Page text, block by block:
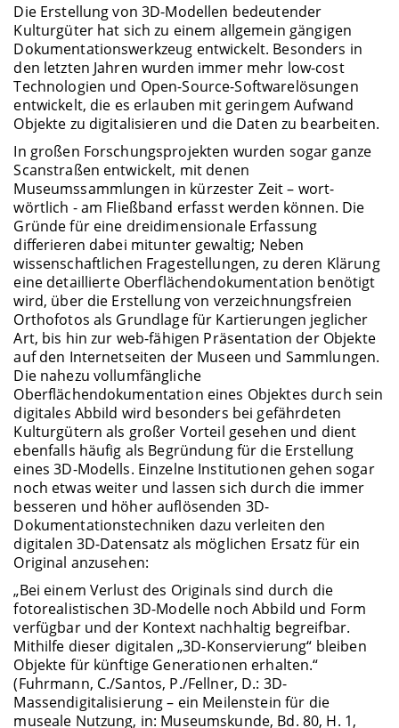
Die Erstellung von 3D-Modellen bedeutender
Kulturgüter hat sich zu einem allgemein gängigen
Dokumentationswerkzeug entwickelt. Besonders in
den letzten Jahren wurden immer mehr low-cost
Technologien und Open-Source-Softwarelösungen
entwickelt, die es erlauben mit geringem Aufwand
Objekte zu digitalisieren und die Daten zu bearbeiten.
In großen Forschungsprojekten wurden sogar ganze
Scanstraßen entwickelt, mit denen
Museumssammlungen in kürzester Zeit – wort-
wörtlich - am Fließband erfasst werden können. Die
Gründe für eine dreidimensionale Erfassung
differieren dabei mitunter gewaltig; Neben
wissenschaftlichen Fragestellungen, zu deren Klärung
eine detaillierte Oberflächendokumentation benötigt
wird, über die Erstellung von verzeichnungsfreien
Orthofotos als Grundlage für Kartierungen jeglicher
Art, bis hin zur web-fähigen Präsentation der Objekte
auf den Internetseiten der Museen und Sammlungen.
Die nahezu vollumfängliche
Oberflächendokumentation eines Objektes durch sein
digitales Abbild wird besonders bei gefährdeten
Kulturgütern als großer Vorteil gesehen und dient
ebenfalls häufig als Begründung für die Erstellung
eines 3D-Modells. Einzelne Institutionen gehen sogar
noch etwas weiter und lassen sich durch die immer
besseren und höher auflösenden 3D-
Dokumentationstechniken dazu verleiten den
digitalen 3D-Datensatz als möglichen Ersatz für ein
Original anzusehen:
„Bei einem Verlust des Originals sind durch die
fotorealistischen 3D-Modelle noch Abbild und Form
verfügbar und der Kontext nachhaltig begreifbar.
Mithilfe dieser digitalen „3D-Konservierung“ bleiben
Objekte für künftige Generationen erhalten.“
(Fuhrmann, C./Santos, P./Fellner, D.: 3D-
Massendigitalisierung – ein Meilenstein für die
museale Nutzung, in: Museumskunde, Bd. 80, H. 1,